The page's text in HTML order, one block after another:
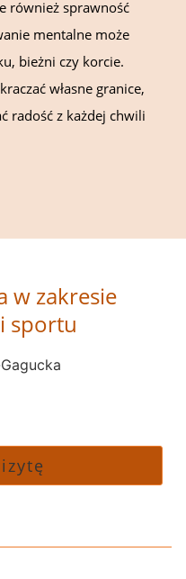
również sprawność
mentalne może
bieżni czy korcie.
własne granice,
radość z każdej chwili
w zakresie
sportu